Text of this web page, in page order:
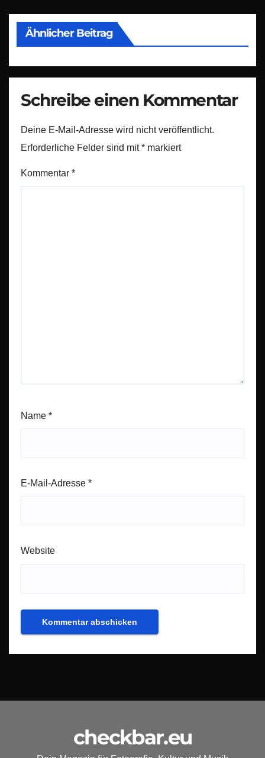
Ähnlicher Beitrag
Schreibe einen Kommentar
Deine E-Mail-Adresse wird nicht veröffentlicht.
Erforderliche Felder sind mit* markiert
Kommentar *
Name *
E-Mail-Adresse *
Website
checkbar.eu